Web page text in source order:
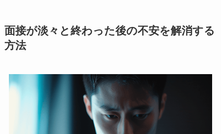
面接が淡々と終わった後の不安を解消する
方法